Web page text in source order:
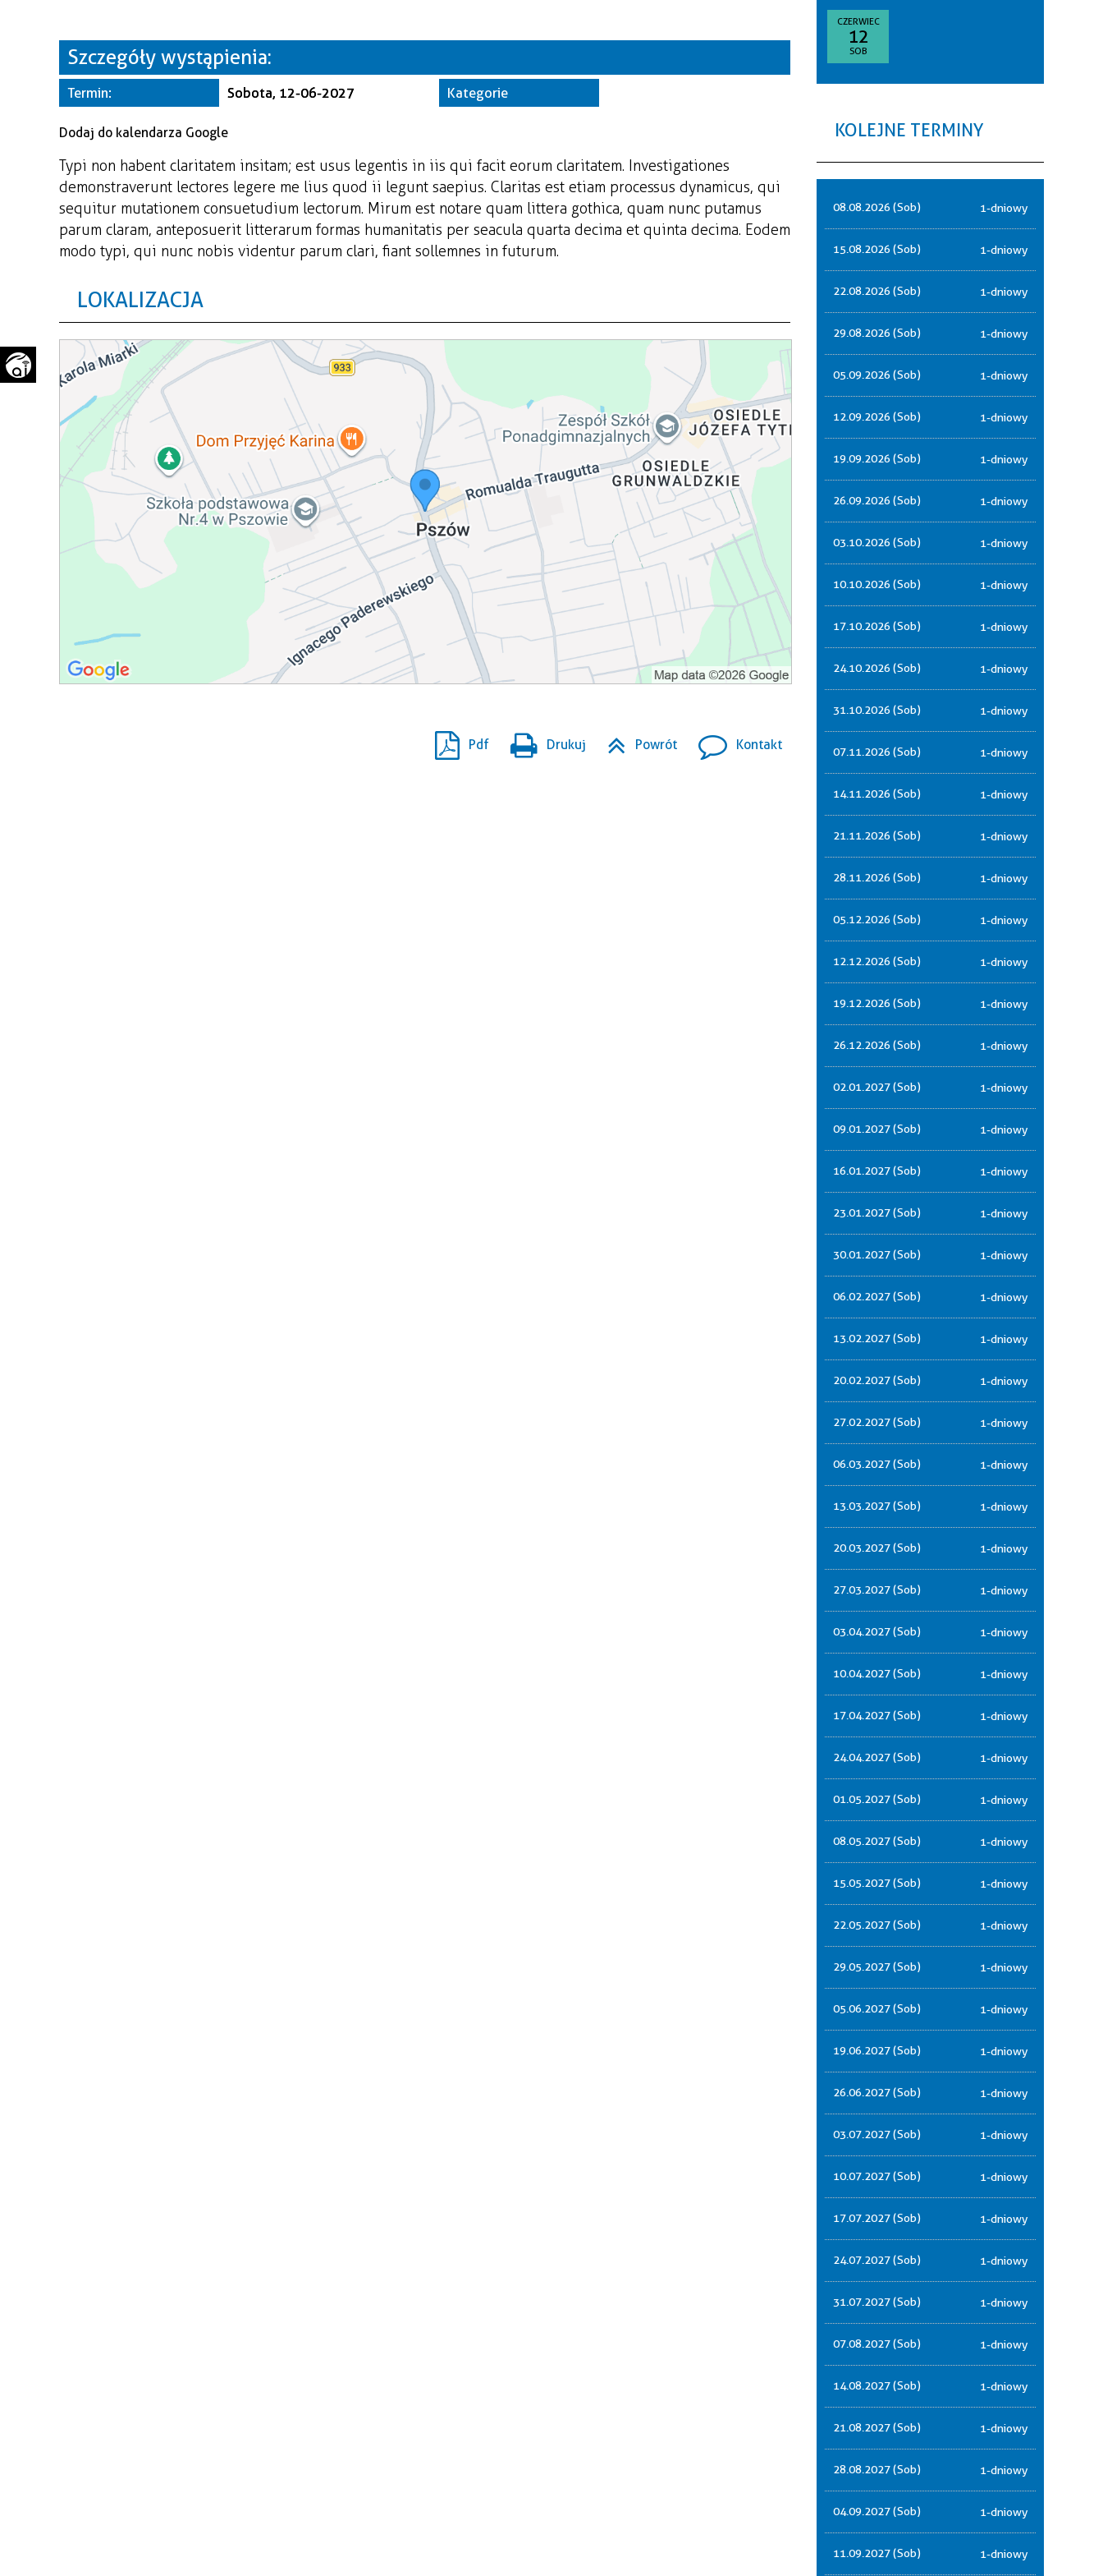
GAZETA SAMORZĄDOWA
"PSZOW.PL"
Szczegóły wystąpienia:
Termin: Sobota, 12-06-2027 Kategorie
Dodaj do kalendarza Google
Typi non habent claritatem insitam; est usus legentis in iis qui facit eorum claritatem. Investigationes
demonstraverunt lectores legere me lius quod ii legunt saepius. Claritas est etiam processus dynamicus, qui
sequitur mutationem consuetudium lectorum. Mirum est notare quam littera gothica, quam nunc putamus
parum claram, anteposuerit litterarum formas humanitatis per seacula quarta decima et quinta decima. Eodem
modo typi, qui nunc nobis videntur parum clari, fiant sollemnes in futurum.
LOKALIZACJA
Pdf Drukuj Powrót Kontakt
CZERWIEC
12
SOB
KOLEJNE TERMINY
08.08.2026 (Sob) 1-dniowy
15.08.2026 (Sob) 1-dniowy
22.08.2026 (Sob) 1-dniowy
29.08.2026 (Sob) 1-dniowy
05.09.2026 (Sob) 1-dniowy
12.09.2026 (Sob) 1-dniowy
19.09.2026 (Sob) 1-dniowy
26.09.2026 (Sob) 1-dniowy
03.10.2026 (Sob) 1-dniowy
10.10.2026 (Sob) 1-dniowy
17.10.2026 (Sob) 1-dniowy
24.10.2026 (Sob) 1-dniowy
31.10.2026 (Sob) 1-dniowy
07.11.2026 (Sob) 1-dniowy
14.11.2026 (Sob) 1-dniowy
21.11.2026 (Sob) 1-dniowy
28.11.2026 (Sob) 1-dniowy
05.12.2026 (Sob) 1-dniowy
12.12.2026 (Sob) 1-dniowy
19.12.2026 (Sob) 1-dniowy
26.12.2026 (Sob) 1-dniowy
02.01.2027 (Sob) 1-dniowy
09.01.2027 (Sob) 1-dniowy
16.01.2027 (Sob) 1-dniowy
23.01.2027 (Sob) 1-dniowy
30.01.2027 (Sob) 1-dniowy
06.02.2027 (Sob) 1-dniowy
13.02.2027 (Sob) 1-dniowy
20.02.2027 (Sob) 1-dniowy
27.02.2027 (Sob) 1-dniowy
06.03.2027 (Sob) 1-dniowy
13.03.2027 (Sob) 1-dniowy
20.03.2027 (Sob) 1-dniowy
27.03.2027 (Sob) 1-dniowy
03.04.2027 (Sob) 1-dniowy
10.04.2027 (Sob) 1-dniowy
17.04.2027 (Sob) 1-dniowy
24.04.2027 (Sob) 1-dniowy
01.05.2027 (Sob) 1-dniowy
08.05.2027 (Sob) 1-dniowy
15.05.2027 (Sob) 1-dniowy
22.05.2027 (Sob) 1-dniowy
29.05.2027 (Sob) 1-dniowy
05.06.2027 (Sob) 1-dniowy
19.06.2027 (Sob) 1-dniowy
26.06.2027 (Sob) 1-dniowy
03.07.2027 (Sob) 1-dniowy
10.07.2027 (Sob) 1-dniowy
17.07.2027 (Sob) 1-dniowy
24.07.2027 (Sob) 1-dniowy
31.07.2027 (Sob) 1-dniowy
07.08.2027 (Sob) 1-dniowy
14.08.2027 (Sob) 1-dniowy
21.08.2027 (Sob) 1-dniowy
28.08.2027 (Sob) 1-dniowy
04.09.2027 (Sob) 1-dniowy
11.09.2027 (Sob) 1-dniowy